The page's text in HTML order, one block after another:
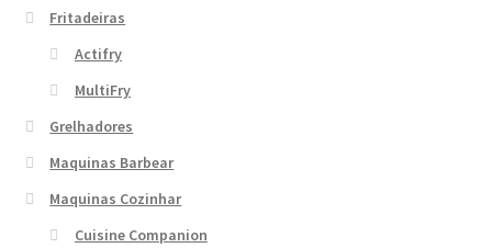
Fritadeiras
Actifry
MultiFry
Grelhadores
Maquinas Barbear
Maquinas Cozinhar
Cuisine Companion